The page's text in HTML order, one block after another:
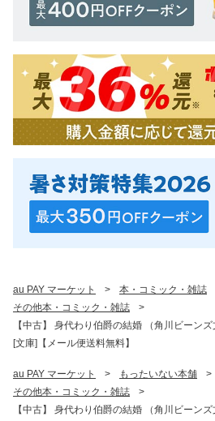
au PAY マーケット > 本・コミック・雑誌
その他本・コミック・雑誌
>
【中古】 身代わり伯爵の結婚 （角川ビーン
[文庫]【メール便送料無料】
au PAY マーケット > もったいない本舗 >
その他本・コミック・雑誌
>
【中古】 身代わり伯爵の結婚 （角川ビーン